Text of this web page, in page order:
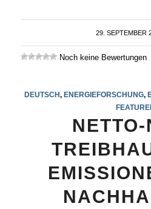
29. SEPTEMBER
/
Noch keine Bewertungen
DEUTSCH,ENERGIEFORSCHUNG,